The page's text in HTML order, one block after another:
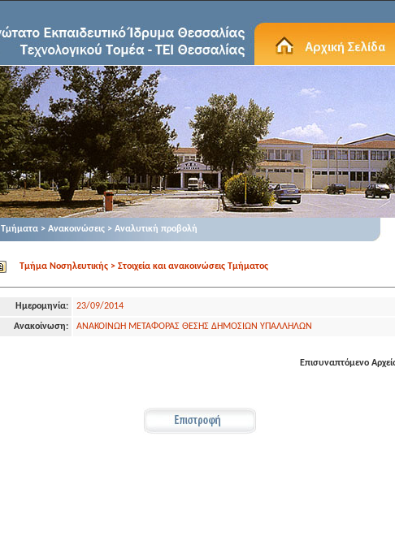
Τμήματα > Ανακοινώσεις > Αναλυτική προβολή
Τμήμα Νοσηλευτικής > Στοιχεία και ανακοινώσεις Τμήματος
Ημερομηνία: 23/09/2014
Ανακοίνωση: ΑΝΑΚΟΙΝΩΗ ΜΕΤΑΦΟΡΑΣ ΘΕΣΗΣ ΔΗΜΟΣΙΩΝ ΥΠΑΛΛΗΛΩΝ
Επισυναπτόμενο